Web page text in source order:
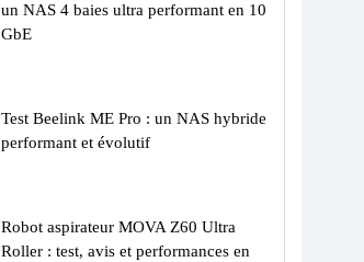
un NAS 4 baies ultra performant en 10
GbE
Test Beelink ME Pro : un NAS hybride
performant et évolutif
Robot aspirateur MOVA Z60 Ultra
Roller : test, avis et performances en